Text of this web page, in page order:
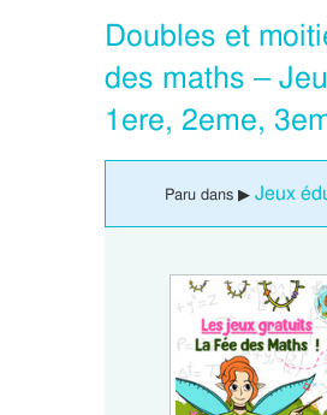
Doubles et
des maths –
1ere, 2eme,
Paru dans ▶ Jeux